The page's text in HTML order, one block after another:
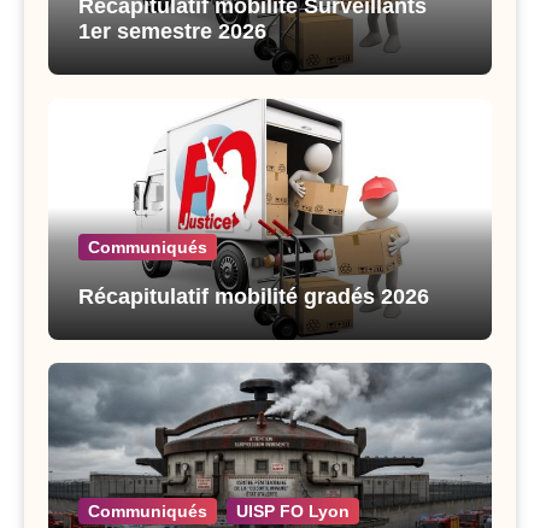
Récapitulatif mobilité Surveillants
1er semestre 2026
Communiqués
Récapitulatif mobilité gradés 2026
Communiqués UISP FO Lyon